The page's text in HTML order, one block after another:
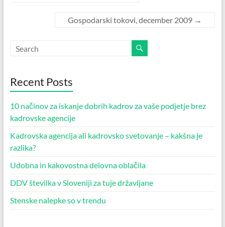
Gospodarski tokovi, december 2009 →
Recent Posts
10 načinov za iskanje dobrih kadrov za vaše podjetje brez
kadrovske agencije
Kadrovska agencija ali kadrovsko svetovanje – kakšna je
razlika?
Udobna in kakovostna delovna oblačila
DDV številka v Sloveniji za tuje državljane
Stenske nalepke so v trendu